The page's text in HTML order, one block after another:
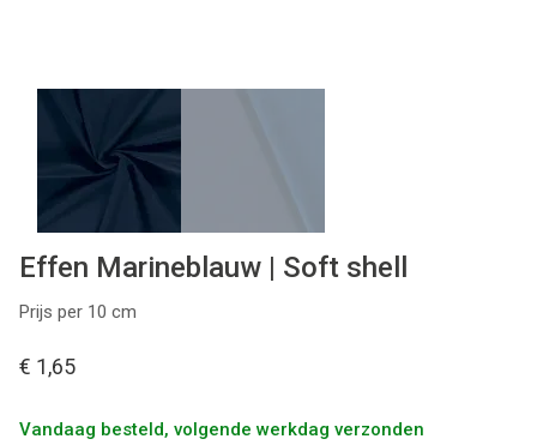
Effen Marineblauw | Soft shell
Prijs per 10 cm
€ 1,65
Vandaag besteld, volgende werkdag verzonden